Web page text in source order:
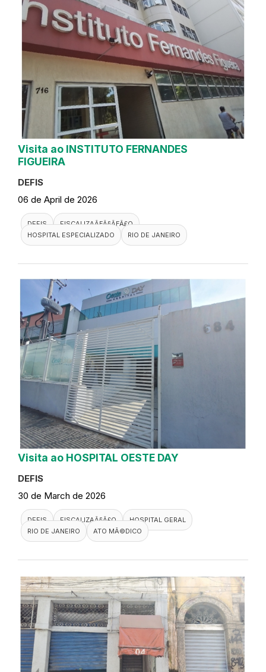
Visita ao INSTITUTO FERNANDES
FIGUEIRA
DEFIS
06 de April de 2026
DEFIS
FISCALIZAÃƑÂ§ÃƑÂ£O
HOSPITAL ESPECIALIZADO
RIO DE JANEIRO
Visita ao HOSPITAL OESTE DAY
DEFIS
30 de March de 2026
DEFIS FISCALIZAÃ§Ã£O
HOSPITAL GERAL
RIO DE JANEIRO
ATO MÃ©DICO